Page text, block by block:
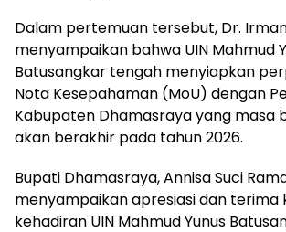
Dalam pertemuan tersebut, Dr.
menyampaikan bahwa UIN Mahmud
Batusangkar tengah menyiapkan
Nota Kesepahaman (MoU) dengan
Kabupaten Dhamasraya yang masa
akan berakhir pada tahun 2026.
Bupati Dhamasraya, Annisa Suci
menyampaikan apresiasi dan terima
kehadiran UIN Mahmud Yunus